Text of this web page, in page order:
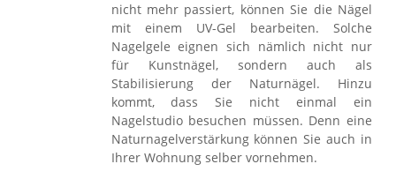
nicht mehr passiert, können Sie die Nägel
mit einem UV-Gel bearbeiten. Solche
Nagelgele eignen sich nämlich nicht nur
für Kunstnägel, sondern auch als
Stabilisierung der Naturnägel. Hinzu
kommt, dass Sie nicht einmal ein
Nagelstudio besuchen müssen. Denn eine
Naturnagelverstärkung können Sie auch in
Ihrer Wohnung selber vornehmen.